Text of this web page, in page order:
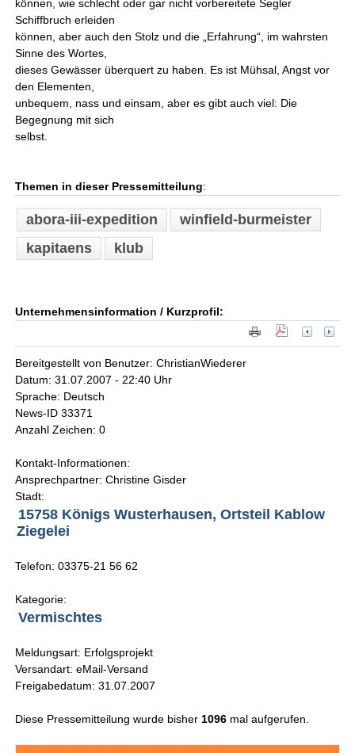
können, wie schlecht oder gar nicht vorbereitete Segler
Schiffbruch erleiden
können, aber auch den Stolz und die „Erfahrung“, im wahrsten
Sinne des Wortes,
dieses Gewässer überquert zu haben. Es ist Mühsal, Angst vor
den Elementen,
unbequem, nass und einsam, aber es gibt auch viel: Die
Begegnung mit sich
selbst.
Themen in dieser Pressemitteilung:
abora-iii-expedition
winfield-burmeister
kapitaens
klub
Unternehmensinformation / Kurzprofil:
Bereitgestellt von Benutzer: ChristianWiederer
Datum: 31.07.2007 - 22:40 Uhr
Sprache: Deutsch
News-ID 33371
Anzahl Zeichen: 0
Kontakt-Informationen:
Ansprechpartner: Christine Gisder
Stadt:
15758 Königs Wusterhausen, Ortsteil Kablow
Ziegelei
Telefon: 03375-21 56 62
Kategorie:
Vermischtes
Meldungsart: Erfolgsprojekt
Versandart: eMail-Versand
Freigabedatum: 31.07.2007
Diese Pressemitteilung wurde bisher 1096 mal aufgerufen.